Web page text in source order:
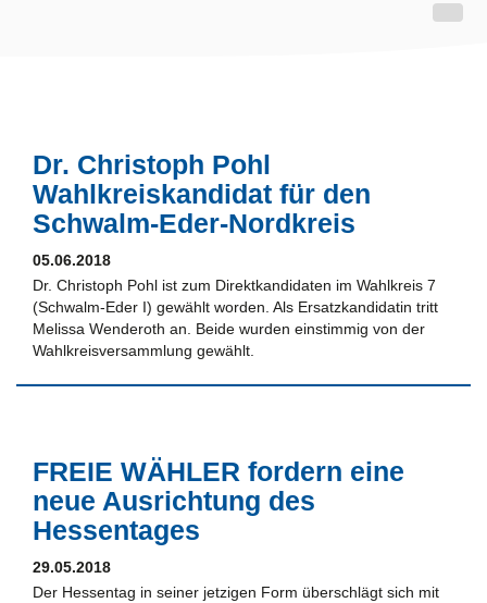
Dr. Christoph Pohl
Wahlkreiskandidat für den
Schwalm-Eder-Nordkreis
05.06.2018
Dr. Christoph Pohl ist zum Direktkandidaten im Wahlkreis 7
(Schwalm-Eder I) gewählt worden. Als Ersatzkandidatin tritt
Melissa Wenderoth an. Beide wurden einstimmig von der
Wahlkreisversammlung gewählt.
FREIE WÄHLER fordern eine
neue Ausrichtung des
Hessentages
29.05.2018
Der Hessentag in seiner jetzigen Form überschlägt sich mit